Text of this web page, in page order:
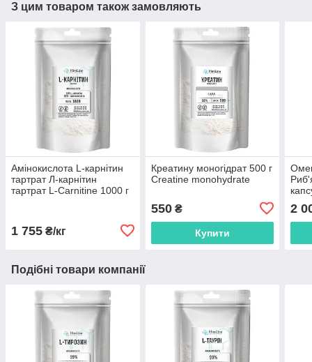
З цим товаром також замовляють
Амінокислота L-карнітин
тартрат Л-карнітин
тартрат L-Carnitine 1000 г
1 755 ₴/кг
Креатину моногідрат 500 г
Creatine monohydrate
550₴
Купити
2
Подібні товари компанії